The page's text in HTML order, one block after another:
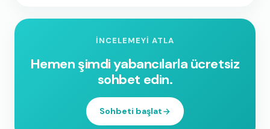
İNCELEMEYI ATLA
Hemen şimdi yabancılarla ücretsiz
sohbet edin.
Sohbeti başlat